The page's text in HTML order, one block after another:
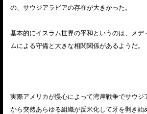
の、サウジアラビアの存在が大きかった。
基本的にイスラム世界の平和というのは、メデ
ムによる守備と大きな相関関係があるようだ。
実際アメリカが慢心によって湾岸戦争でサウジ
から突然あらゆる組織が反米化して牙を剥き始